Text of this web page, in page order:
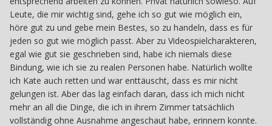
Leute, die mir wichtig sind, gehe ich so gut wie möglich ein,
höre gut zu und gebe mein Bestes, so zu handeln, dass es für
jeden so gut wie möglich passt. Aber zu Videospielcharakteren,
egal wie gut sie geschrieben sind, habe ich niemals diese
Bindung, wie ich sie zu realen Personen habe. Natürlich wollte
ich Kate auch retten und war enttäuscht, dass es mir nicht
gelungen ist. Aber das lag einfach daran, dass ich mich nicht
mehr an all die Dinge, die ich in ihrem Zimmer tatsächlich
vollständig ohne Ausnahme angeschaut habe, erinnern konnte.